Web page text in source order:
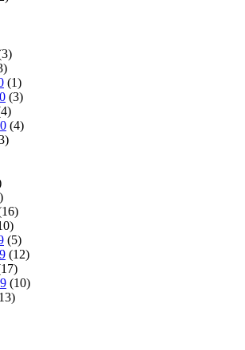
(1)
(3)
(4)
(5)
(12)
(10)